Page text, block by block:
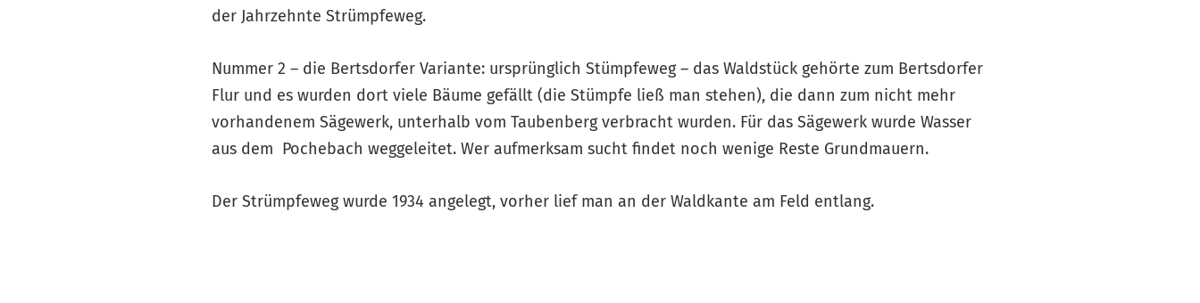
der Jahrzehnte Strümpfeweg.
Nummer 2 – die Bertsdorfer Variante: ursprünglich Stümpfeweg – das Waldstück gehörte zum Bertsdorfer
Flur und es wurden dort viele Bäume gefällt (die Stümpfe ließ man stehen), die dann zum nicht mehr
vorhandenem Sägewerk, unterhalb vom Taubenberg verbracht wurden. Für das Sägewerk wurde Wasser
aus dem Pochebach weggeleitet. Wer aufmerksam sucht findet noch wenige Reste Grundmauern.
Der Strümpfeweg wurde 1934 angelegt, vorher lief man an der Waldkante am Feld entlang.